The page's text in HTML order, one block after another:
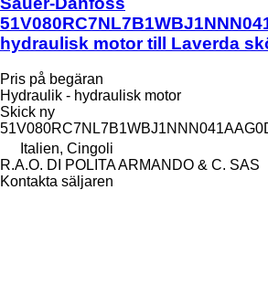
hydraulisk motor till Laverda
Pris på begäran
Hydraulik - hydraulisk motor
Skick ny
Italien, Cingoli
R.A.O. DI POLITA ARMANDO & C. SAS
Kontakta säljaren